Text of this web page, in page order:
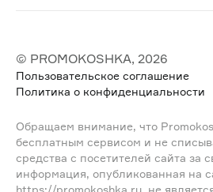
© PROMOKOSHKA, 2026
Пользовательское соглашение
Политика о конфиденциальности
Обращаем внимание, что
бесплатным сервисом и не
средства с посетителей сайта за
информация, опубликованная на
https://promokoshka.ru, не